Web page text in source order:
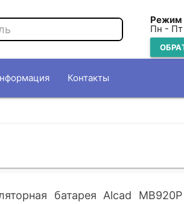
Режим
Пн - Пт
Контакты
батарея Alcad